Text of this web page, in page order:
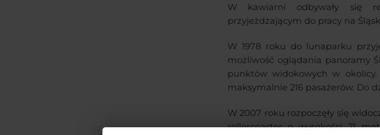
W kawiarni odbywały się
przyjeżdżającym do pracy na
W 1978 roku do lunaparku
możliwość oglądania panoramy
punktów widokowych w
maksymalnie 216 pasażerów. Do
W 2007 roku rozpoczęły się
rollercoaster o wysokości 21